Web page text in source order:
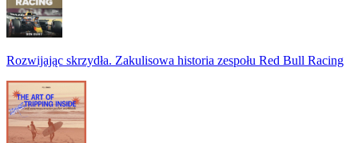
Rozwijając skrzydła. Zakulisowa historia zespołu Red Bull Racing